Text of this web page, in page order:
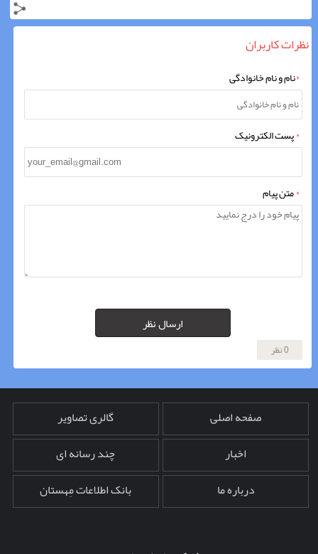
نظرات کاربران
*نام و نام خانوادگی
*پست الکترونیک
*متن پیام
ارسال نظر
0 نظر
صفحه اصلی
اخبار
درباره ما
گالری تصاویر
چند رسانه ای
بانک اطلاعات مِهستان